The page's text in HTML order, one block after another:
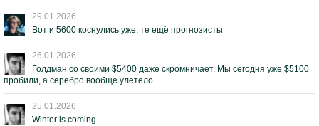
29.01.2026
Вот и 5600 коснулись уже; те ещё прогнозисты
26.01.2026
Голдман со своими $5400 даже скромничает. Мы сегодня уже $5100
пробили, а серебро вообще улетело...
25.01.2026
Winter is coming...